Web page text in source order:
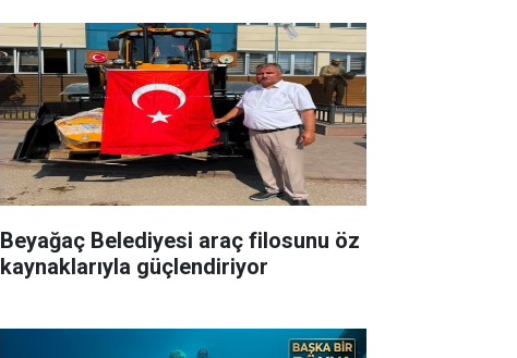
Beyağaç Belediyesi araç filosunu öz
kaynaklarıyla güçlendiriyor